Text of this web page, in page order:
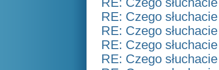
RE: Czego
RE: Czego
RE: Czego
RE: Czego